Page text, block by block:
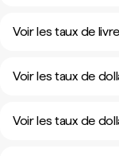
Voir les taux de
Voir les taux de
Voir les taux de